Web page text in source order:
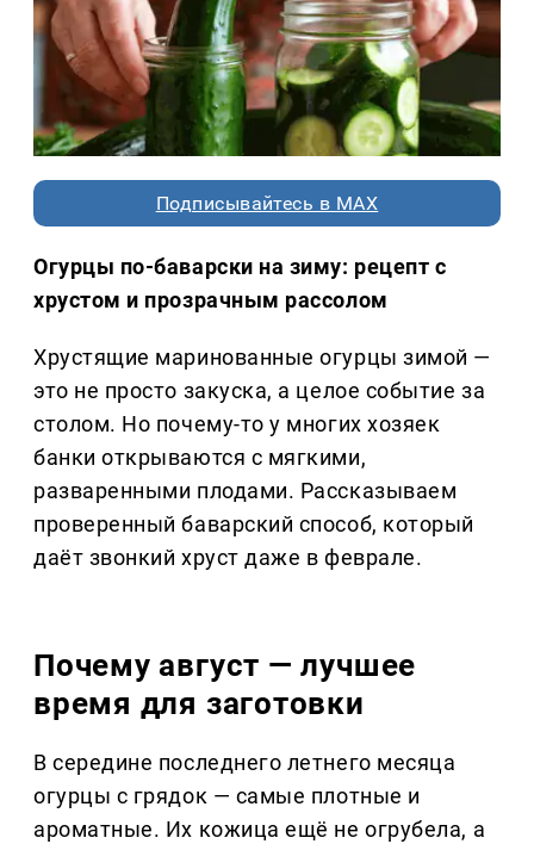
Подписывайтесь в MAX
Огурцы по-баварски на зиму: рецепт с
хрустом и прозрачным рассолом
Хрустящие маринованные огурцы зимой —
это не просто закуска, а целое событие за
столом. Но почему-то у многих хозяек
банки открываются с мягкими,
разваренными плодами. Рассказываем
проверенный баварский способ, который
даёт звонкий хруст даже в феврале.
Почему август — лучшее
время для заготовки
В середине последнего летнего месяца
огурцы с грядок — самые плотные и
ароматные. Их кожица ещё не огрубела, а